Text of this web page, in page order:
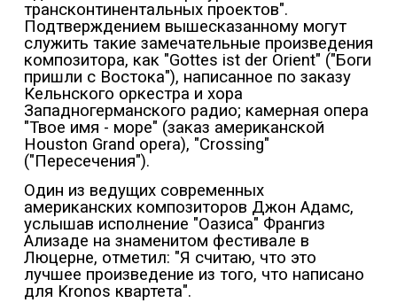
трансконтинентальных проектов".
Подтверждением вышесказанному могут
служить такие замечательные произведения
композитора, как "Gottes ist der Orient" ("Боги
пришли с Востока"), написанное по заказу
Кельнского оркестра и хора
Западногерманского радио; камерная опера
"Твое имя - море" (заказ американской
Houston Grand opera), "Crossing"
("Пересечения").
Один из ведущих современных
американских композиторов Джон Адамс,
услышав исполнение "Оазиса" Франгиз
Ализаде на знаменитом фестивале в
Люцерне, отметил: "Я считаю, что это
лучшее произведение из того, что написано
для Kronos квартета".